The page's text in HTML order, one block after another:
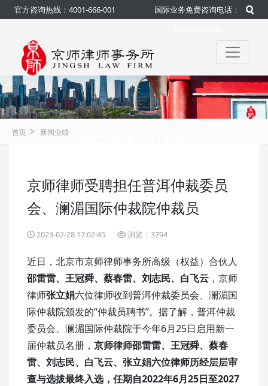
官方咨询热线：4001-666-001
国际业务免费咨询电话：
官方 咨询热线：4001-666-001
首页 > 新闻业绩
京师律师受聘担任普洱仲裁委员
会、澜湄国际仲裁院仲裁员
2023-02-28 17:02:45 浏览：3794
近日，北京市京师律师事务所高级（权益）合伙人
邵雷雷、王冠舜、蔡春雷、刘志民、白飞云 ，京师
律师张立娟六位律师收到普洱仲裁委员会、澜湄国
际仲裁院颁发的“仲裁员聘书”。据了解，普洱仲裁
委员会、澜湄国际仲裁院于今年6月25日启用新一
届仲裁员名册， 京师律师邵雷雷、王冠舜、蔡春
雷、刘志民、白飞云、张立娟六位律师历经层层审
查与选拔最终入选，任期自2022年6月25日至2027